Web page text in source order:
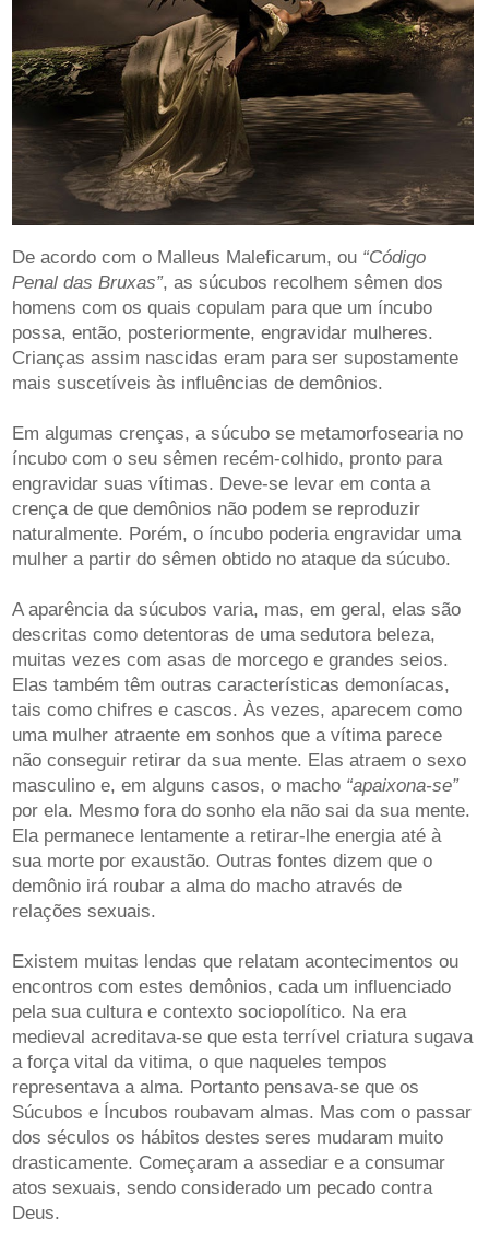
De acordo com o Malleus Maleficarum, ou “Código
Penal das Bruxas”, as súcubos recolhem sêmen dos
homens com os quais copulam para que um íncubo
possa, então, posteriormente, engravidar mulheres.
Crianças assim nascidas eram para ser supostamente
mais suscetíveis às influências de demônios.
Em algumas crenças, a súcubo se metamorfosearia no
íncubo com o seu sêmen recém-colhido, pronto para
engravidar suas vítimas. Deve-se levar em conta a
crença de que demônios não podem se reproduzir
naturalmente. Porém, o íncubo poderia engravidar uma
mulher a partir do sêmen obtido no ataque da súcubo.
A aparência da súcubos varia, mas, em geral, elas são
descritas como detentoras de uma sedutora beleza,
muitas vezes com asas de morcego e grandes seios.
Elas também têm outras características demoníacas,
tais como chifres e cascos. Às vezes, aparecem como
uma mulher atraente em sonhos que a vítima parece
não conseguir retirar da sua mente. Elas atraem o sexo
masculino e, em alguns casos, o macho “apaixona-se”
por ela. Mesmo fora do sonho ela não sai da sua mente.
Ela permanece lentamente a retirar-lhe energia até à
sua morte por exaustão. Outras fontes dizem que o
demônio irá roubar a alma do macho através de
relações sexuais.
Existem muitas lendas que relatam acontecimentos ou
encontros com estes demônios, cada um influenciado
pela sua cultura e contexto sociopolítico. Na era
medieval acreditava-se que esta terrível criatura sugava
a força vital da vitima, o que naqueles tempos
representava a alma. Portanto pensava-se que os
Súcubos e Íncubos roubavam almas. Mas com o passar
dos séculos os hábitos destes seres mudaram muito
drasticamente. Começaram a assediar e a consumar
atos sexuais, sendo considerado um pecado contra
Deus.